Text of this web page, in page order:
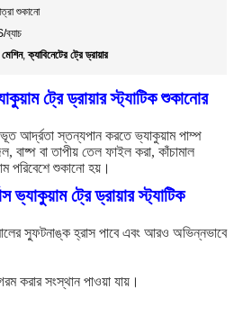
শুকানো
,ক্যাবিনেটের ট্রে ড্রায়ার
ট্রে ড্রায়ার স্ট্যাটিক শুকানোর
আর্দ্রতা স্তন্যপান করতে ভ্যাকুয়াম পাম্প
বাষ্প বা তাপীয় তেল ফাইল করা, কাঁচামাল
পরিবেশে শুকানো হয়।
ভ্যাকুয়াম ট্রে ড্রায়ার স্ট্যাটিক
স্ফুটনাঙ্ক হ্রাস পাবে এবং আরও অভিন্নভাবে
করার সংস্থান পাওয়া যায়।